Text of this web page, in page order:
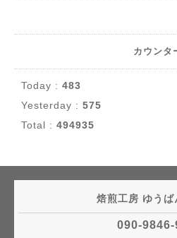
カウンタ
Today : 483
Yesterday : 575
Total : 494935
焙煎工房 ゆうば
090-9846-